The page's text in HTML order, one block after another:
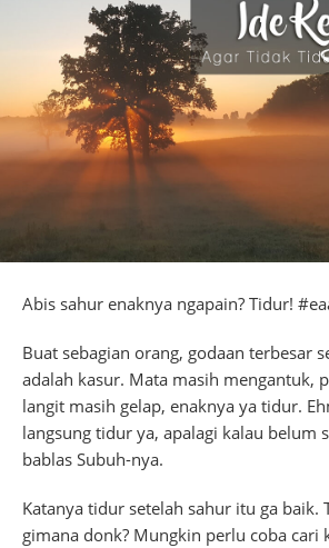
Abis sahur enaknya ngapain? Tidur!
Buat sebagian orang, godaan terbesar
adalah kasur. Mata masih mengantuk,
langit masih gelap, enaknya ya tidur.
langsung tidur ya, apalagi kalau belum
bablas Subuh-nya.
Katanya tidur setelah sahur itu ga baik.
gimana donk? Mungkin perlu coba cari